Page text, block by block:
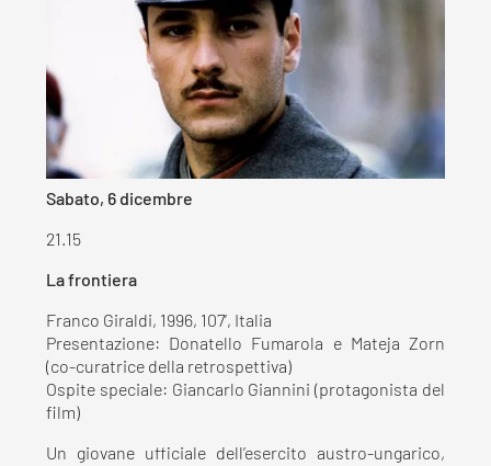
Sabato, 6 dicembre
21.15
La frontiera
Franco Giraldi, 1996, 107’, Italia
Presentazione: Donatello Fumarola e Mateja Zorn
(co-curatrice della retrospettiva)
Ospite speciale: Giancarlo Giannini (protagonista del
film)
Un giovane ufficiale dell’esercito austro-ungarico,